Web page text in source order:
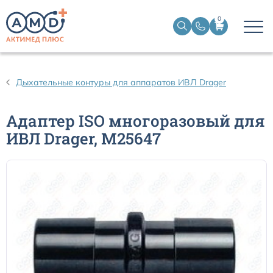
0
Дыхательные контуры для аппаратов ИВЛ Drager
Адаптер ISO многоразовый для
ИВЛ Drager, M25647
Датчики ЭЭГ BIS
Кабели для кардиографов
Датчики кислорода для ИВЛ